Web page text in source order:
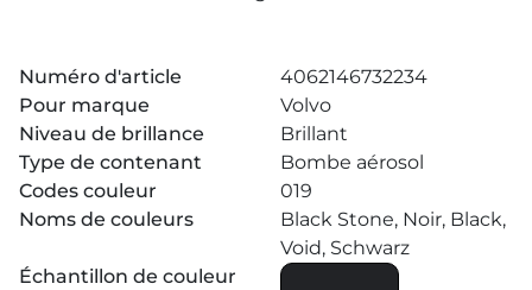
Numéro d'article
4062146732234
Pour marque
Volvo
Niveau de brillance
Brillant
Type de contenant
Bombe aérosol
Codes couleur
019
Noms de couleurs
Black Stone, Noir, Black,
Void, Schwarz
Échantillon de couleur